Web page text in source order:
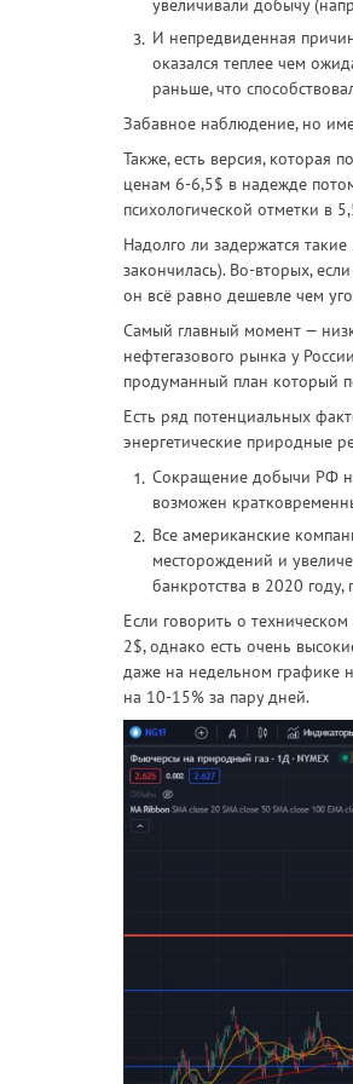
увеличивали добычу
И непредвиденная
оказался теплее чем
раньше, что
Забавное наблюдение, но
Также, есть версия, которая
ценам 6-6,5$ в надежде
психологической отметки в
Надолго ли задержатся
закончилась). Во-вторых,
он всё равно дешевле чем
Самый главный момент —
нефтегазового рынка у
продуманный план который
Есть ряд потенциальных
энергетические природные
Сокращение добычи РФ
возможен
Все американские
месторождений и
банкротства в 2020
Если говорить о
2$, однако есть очень
даже на недельном графике
на 10-15% за пару дней.